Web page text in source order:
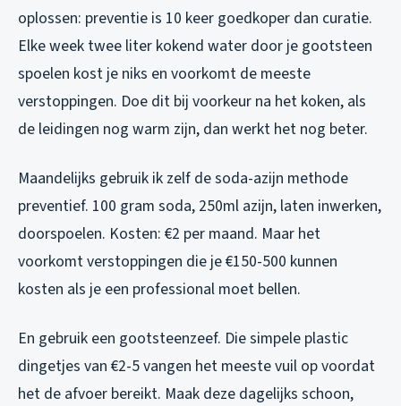
oplossen: preventie is 10 keer goedkoper dan curatie.
Elke week twee liter kokend water door je gootsteen
spoelen kost je niks en voorkomt de meeste
verstoppingen. Doe dit bij voorkeur na het koken, als
de leidingen nog warm zijn, dan werkt het nog beter.
Maandelijks gebruik ik zelf de soda-azijn methode
preventief. 100 gram soda, 250ml azijn, laten inwerken,
doorspoelen. Kosten: €2 per maand. Maar het
voorkomt verstoppingen die je €150-500 kunnen
kosten als je een professional moet bellen.
En gebruik een gootsteenzeef. Die simpele plastic
dingetjes van €2-5 vangen het meeste vuil op voordat
het de afvoer bereikt. Maak deze dagelijks schoon,